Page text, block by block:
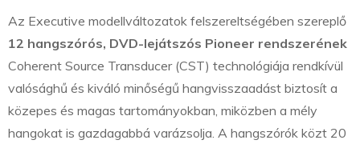
Az Executive modellváltozatok felszereltségében szereplő
12 hangszórós, DVD-lejátszós Pioneer rendszerének
Coherent Source Transducer (CST) technológiája rendkívül
valósághű és kiváló minőségű hangvisszaadást biztosít a
közepes és magas tartományokban, miközben a mély
hangokat is gazdagabbá varázsolja. A hangszórók közt 20